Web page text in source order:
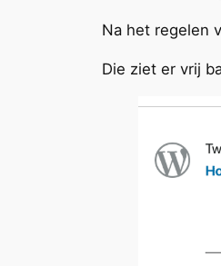
Na het regelen
Die ziet er vrij